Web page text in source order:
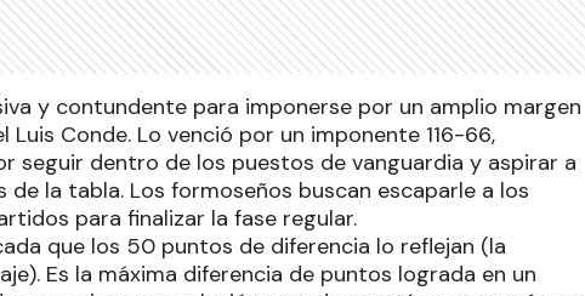
y contundente para imponerse por un amplio margen
Luis Conde. Lo venció por un imponente 116-66,
seguir dentro de los puestos de vanguardia y aspirar a
la tabla. Los formoseños buscan escaparle a los
para finalizar la fase regular.
que los 50 puntos de diferencia lo reflejan (la
Es la máxima diferencia de puntos lograda en un